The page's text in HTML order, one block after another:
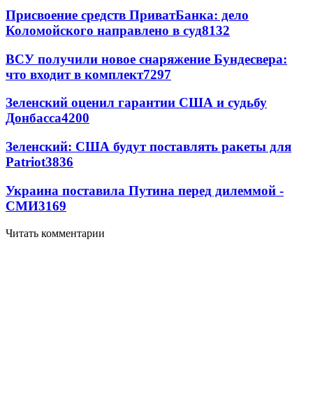
Присвоение средств ПриватБанка: дело
Коломойского направлено в суд8132
ВСУ получили новое снаряжение Бундесвера:
что входит в комплект7297
Зеленский оценил гарантии США и судьбу
Донбасса4200
Зеленский: США будут поставлять ракеты для
Patriot3836
Украина поставила Путина перед дилеммой -
СМИ3169
Читать комментарии